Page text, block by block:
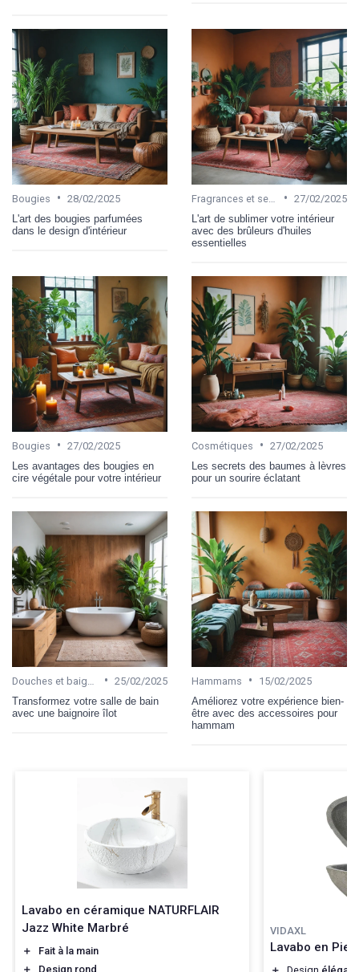
Bougies • 28/02/2025
L'art des bougies parfumées
dans le design d'intérieur
• 27/02/2025
L'art de sublimer votre intérieur
avec des brûleurs d'huiles
essentielles
Bougies • 27/02/2025
Les avantages des bougies en
cire végétale pour votre intérieur
Cosmétiques • 27/02/2025
Les secrets des baumes à lèvres
pour un sourire éclatant
• 25/02/2025
Transformez votre salle de bain
avec une baignoire îlot
Hammams •
15/02/2025
Améliorez votre expérience bien-
être avec des accessoires pour
hammam
Lavabo en céramique NATURFLAIR
Jazz White Marbré
＋
Fait à la main
＋
Design rond
VIDAXL
Lavabo en